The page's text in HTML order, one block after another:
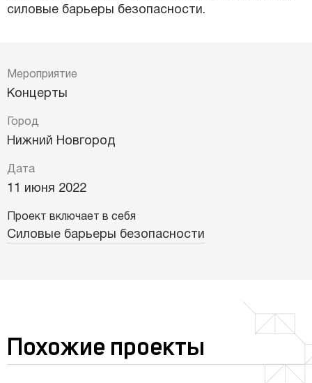
силовые барьеры безопасности.
Мероприятие
Концерты
Город
Нижний Новгород
Дата
11 июня 2022
Проект включает в себя
Силовые барьеры безопасности
Похожие проекты